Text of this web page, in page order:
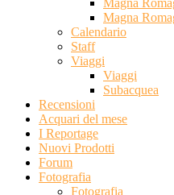
Magna
Magna
Calendario
Staff
Viaggi
Viaggi
Subacquea
Recensioni
Acquari del mese
I Reportage
Nuovi Prodotti
Forum
Fotografia
Fotografia